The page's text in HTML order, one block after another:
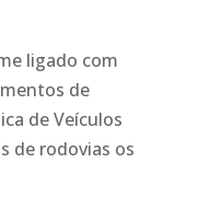
ligado com
de
de Veículos
de rodovias os